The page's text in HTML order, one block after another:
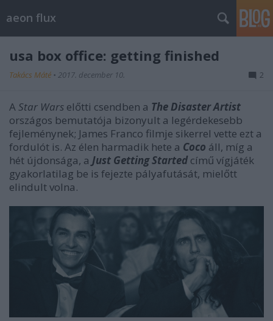
aeon flux
usa box office: getting finished
Takács Máté • 2017. december 10. 2
A Star Wars előtti csendben a The Disaster Artist
országos bemutatója bizonyult a legérdekesebb
fejleménynek; James Franco filmje sikerrel vette ezt a
fordulót is. Az élen harmadik hete a Coco áll, míg a
hét újdonsága, a Just Getting Started című vígjáték
gyakorlatilag be is fejezte pályafutását, mielőtt
elindult volna.